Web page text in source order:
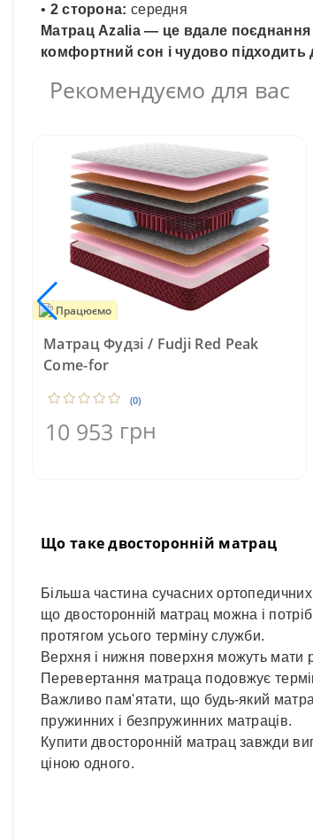
• 2 сторона: середня
Матрац Azalia — це вдале поєднання
комфортний сон і чудово
Рекомендуємо для вас
Працюємо
Матрац Фудзі / Fudji Red Peak
Come-for
(0)
10 953 грн
Що таке двосторонній матрац
Більша частина сучасних
що двосторонній матрац можна і
протягом усього терміну служби.
Верхня і нижня поверхня можуть мати
Перевертання матраца подовжує
Важливо пам'ятати, що будь-який
пружинних і безпружинних матраців.
Купити двосторонній матрац завжди
ціною одного.